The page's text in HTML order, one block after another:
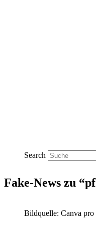
Search
Fake-News zu
Bildquelle: Canva pro